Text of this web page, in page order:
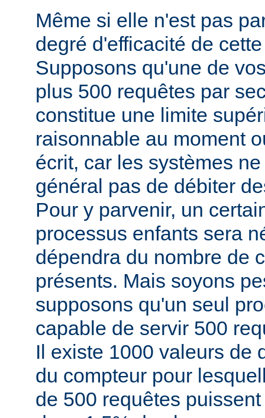
Même si elle n'est pas
degré d'efficacité de
Supposons qu'une de
plus 500 requêtes par
constitue une limite
raisonnable au moment
écrit, car les systèmes
général pas de débiter
Pour y parvenir, un
processus enfants sera
dépendra du nombre de
présents. Mais soyons
supposons qu'un seul
capable de servir 500
Il existe 1000 valeurs de
du compteur pour
de 500 requêtes